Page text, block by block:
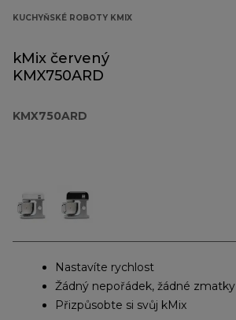
KUCHYŇSKÉ ROBOTY KMIX
kMix červený
KMX750ARD
KMX750ARD
Nastavíte rychlost
Žádný nepořádek, žádné zmatky
Přizpůsobte si svůj kMix